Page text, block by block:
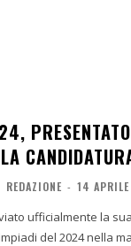
REDAZIONE - 14
ufficialmente la sua
del 2024 nella